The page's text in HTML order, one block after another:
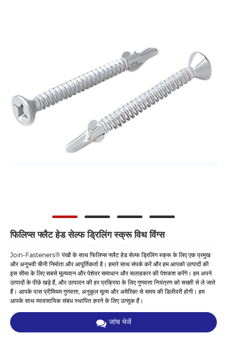
फिलिप्स फ्लैट हेड सेल्फ ड्रिलिंग स्क्रू विथ विंग्स
Join-Fasteners® पंखों के साथ फिलिप्स फ्लैट हेड सेल्फ ड्रिलिंग स्क्रू के लिए एक प्रमुख
और अनुभवी चीनी निर्माता और आपूर्तिकर्ता है। हमारे साथ संपर्क करें और हम आपको उत्पादों की
इस सीमा के लिए सबसे मूल्यवान और पेशेवर समाधान और सलाहकार की पेशकश करेंगे। हम अपने
उत्पादों के पीछे खड़े हैं, और उत्पादन की हर प्रक्रिया के लिए गुणवत्ता नियंत्रण को सख्ती से ले जाते
हैं। आपके पास प्रीमियम गुणवत्ता, अनुकूल मूल्य और अमेरिका से समय की डिलीवरी होगी। हम
आपके साथ व्यावसायिक संबंध स्थापित करने के लिए उत्सुक हैं।
जांच भेजें